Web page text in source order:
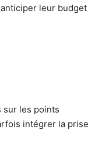
leur budget
sur les points
intégrer la prise